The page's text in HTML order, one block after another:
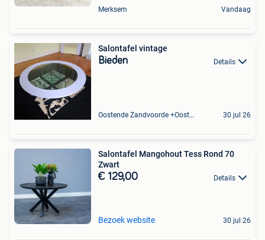
Merksem Vandaag
Salontafel vintage
Bieden Details
Oostende Zandvoorde +Oostende 30 jul 26
Salontafel Mangohout Tess Rond 70
Zwart
€ 129,00 Details
Bezoek website 30 jul 26